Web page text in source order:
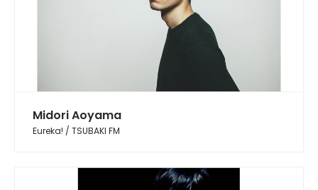
Midori Aoyama
Eureka! / TSUBAKI FM